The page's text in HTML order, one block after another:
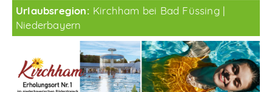
Reise-News
Reise-Gewinnspiele
Neue Katalog-Tipps
Urlaubsregion: Kirchham bei Bad Füssing
Niederbayern